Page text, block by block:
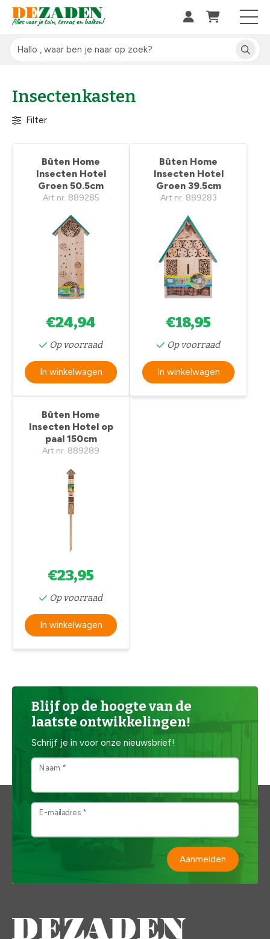
Insectenkasten
Filter
Bûten Home
Insecten Hotel
Groen 50.5cm
Art nr. 889285
€24,94
Op voorraad
In winkelwagen
Bûten Home
Insecten Hotel
Groen 39.5cm
Art nr. 889283
€18,95
Op voorraad
In winkelwagen
Bûten Home
Insecten Hotel op
paal 150cm
Art nr. 889289
€23,95
Op voorraad
In winkelwagen
Blijf op de hoogte van de
laatste ontwikkelingen!
Schrijf je in voor onze nieuwsbrief!
Naam *
E-mailadres *
Aanmelden